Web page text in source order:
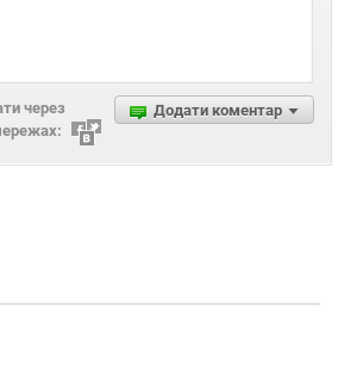
Додати коментар
через